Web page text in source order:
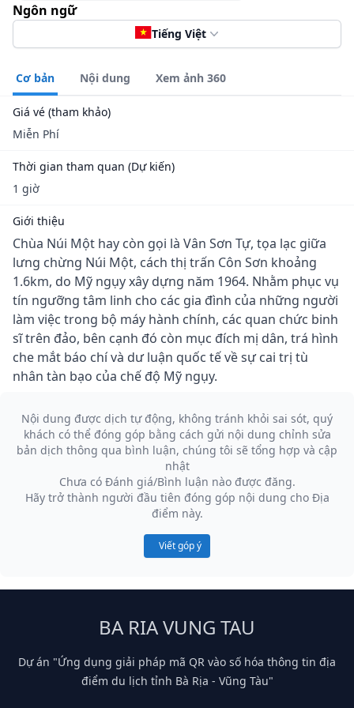
Ngôn ngữ
Tiếng Việt
Cơ bản Nội dung Xem ảnh 360
Giá vé (tham khảo)
Miễn Phí
Thời gian tham quan (Dự kiến)
1 giờ
Giới thiệu
Chùa Núi Một hay còn gọi là Vân Sơn Tự, tọa lạc giữa
lưng chừng Núi Một, cách thị trấn Côn Sơn khoảng
1.6km, do Mỹ ngụy xây dựng năm 1964. Nhằm phục vụ
tín ngưỡng tâm linh cho các gia đình của những người
làm việc trong bộ máy hành chính, các quan chức binh
sĩ trên đảo, bên cạnh đó còn mục đích mị dân, trá hình
che mắt báo chí và dư luận quốc tế về sự cai trị tù
nhân tàn bạo của chế độ Mỹ ngụy.
Nội dung được dịch tự động, không tránh khỏi sai sót, quý
khách có thể đóng góp bằng cách gửi nội dung chỉnh sửa
bản dịch thông qua bình luận, chúng tôi sẽ tổng hợp và cập
nhật
Chưa có Đánh giá/Bình luận nào được đăng.
Hãy trở thành người đầu tiên đóng góp nội dung cho Địa
điểm này.
Viết góp ý
BA RIA VUNG TAU
Dự án "Ứng dụng giải pháp mã QR vào số hóa thông tin địa
điểm du lịch tỉnh Bà Rịa - Vũng Tàu"